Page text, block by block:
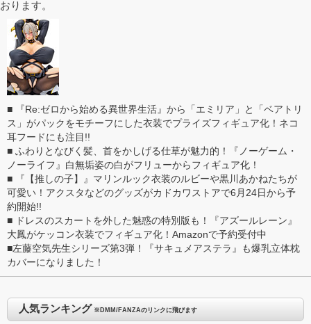
おります。
■ 『Re:ゼロから始める異世界生活』から「エミリア」と「ベアトリ
ス」がパックをモチーフにした衣装でプライズフィギュア化！ネコ
耳フードにも注目!!
■ ふわりとなびく髪、首をかしげる仕草が魅力的！『ノーゲーム・
ノーライフ』白無垢姿の白がフリューからフィギュア化！
■ 『【推しの子】』マリンルック衣装のルビーや黒川あかねたちが
可愛い！アクスタなどのグッズがカドカワストアで6月24日から予
約開始!!
■ ドレスのスカートを外した魅惑の特別版も！『アズールレーン』
大鳳がケッコン衣装でフィギュア化！Amazonで予約受付中
■左藤空気先生シリーズ第3弾！『サキュメアステラ』も爆乳立体枕
カバーになりました！
人気ランキング ※DMM/FANZAのリンクに飛びます